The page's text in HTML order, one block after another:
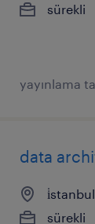
sürekli
yayınlama
data
sürekli